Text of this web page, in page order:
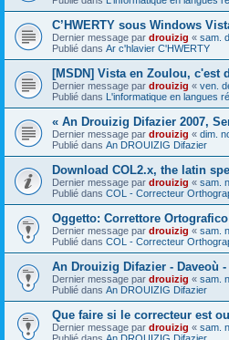
C’HWERTY sous Windows
Dernier message par drouizig « sam.
Publié dans Ar c'hlavier C'HWERTY
[MSDN] Vista en Zoulou, c'est
Dernier message par drouizig « ven.
Publié dans L'informatique en langues
« An Drouizig Difazier 2007,
Dernier message par drouizig « dim.
Publié dans An DROUIZIG Difazier
Download COL2.x, the latin
Dernier message par drouizig « sam.
Publié dans COL - Correcteur
Oggetto: Correttore
Dernier message par drouizig « sam.
Publié dans COL - Correcteur
An Drouizig Difazier - Daveoù -
Dernier message par drouizig « sam.
Publié dans An DROUIZIG Difazier
Que faire si le correcteur est
Dernier message par drouizig « sam.
Publié dans An DROUIZIG Difazier